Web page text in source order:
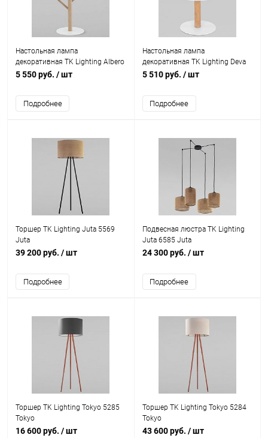
Настольная лампа
декоративная TK Lighting Albero
5571 Albero White
5 550 руб. / шт
Подробнее
Настольная лампа
декоративная TK Lighting Deva
5217 Deva White
5 510 руб. / шт
Подробнее
Торшер TK Lighting Juta 5569
Juta
39 200 руб. / шт
Подробнее
Подвесная люстра TK Lighting
Juta 6585 Juta
24 300 руб. / шт
Подробнее
Торшер TK Lighting Tokyo 5285
Tokyo
16 600 руб. / шт
Торшер TK Lighting Tokyo 5284
Tokyo
43 600 руб. / шт